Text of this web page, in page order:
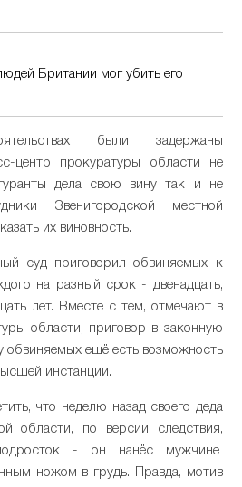
Британии мог убить его
были задержаны
центр прокуратуры области не
дела свою вину так и не
Звенигородской местной
их виновность.
суд приговорил обвиняемых к
на разный срок - двенадцать,
лет. Вместе с тем, отмечают в
области, приговор в законную
обвиняемых ещё есть возможность
инстанции.
что неделю назад своего деда
области, по версии следствия,
подросток - он нанёс мужчине
ножом в грудь. Правда, мотив